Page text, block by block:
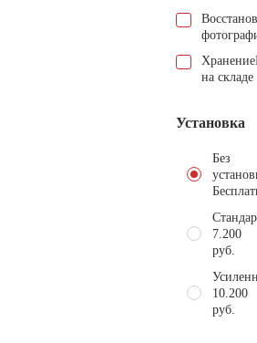
Хранение
на складе
Установка
Без
7.200
руб.
10.200
руб.